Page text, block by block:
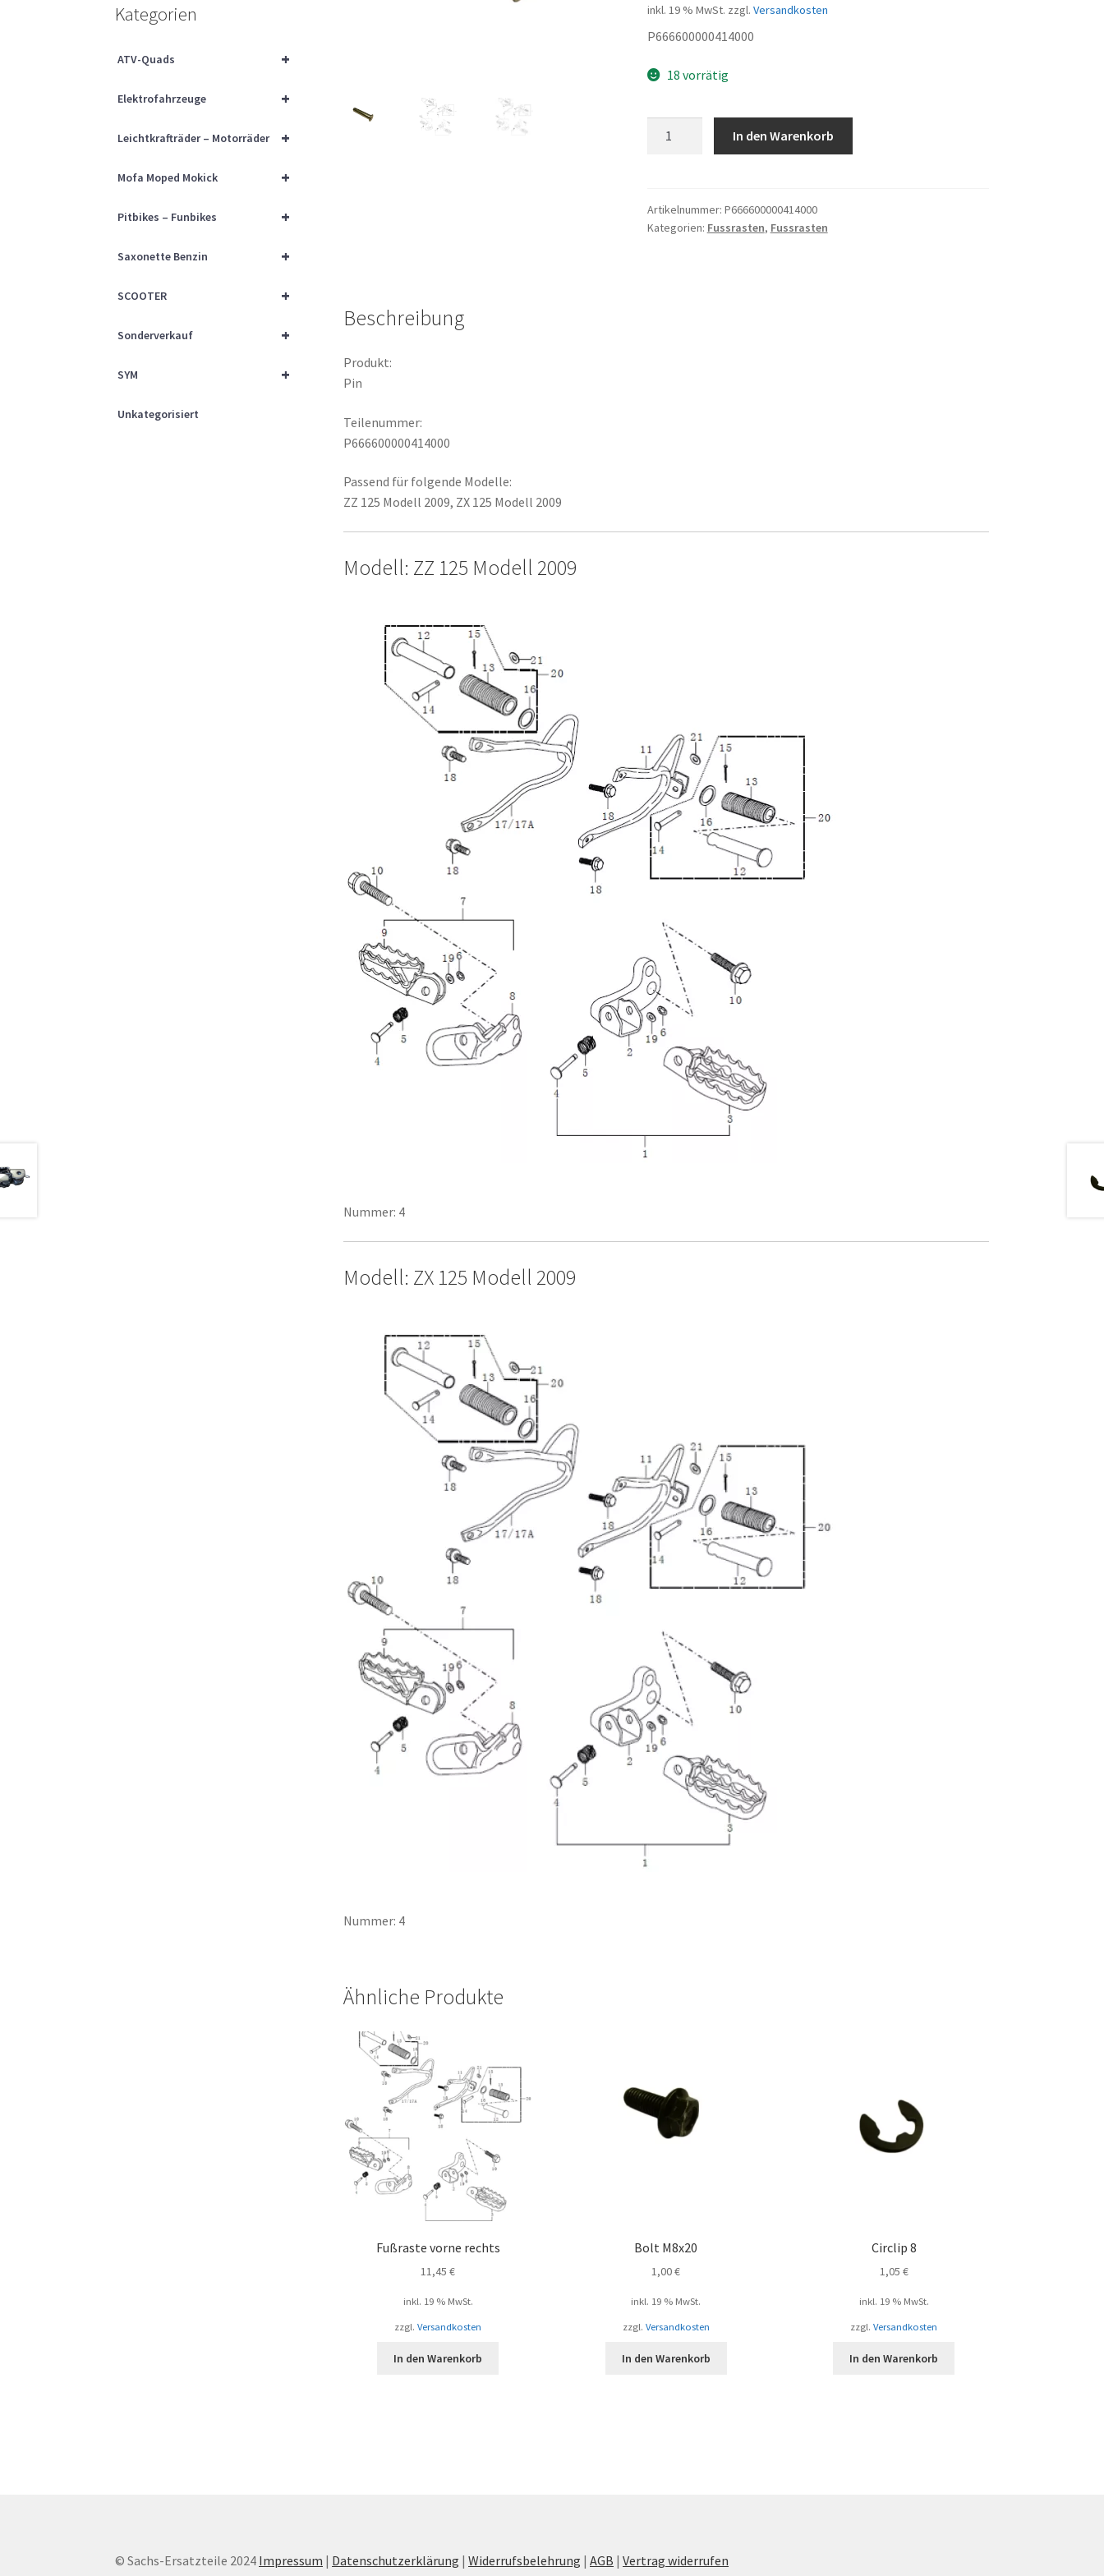
inkl. 19 % MwSt. zzgl. Versandkosten
P666600000414000
18 vorrätig
In den Warenkorb
Artikelnummer: P666600000414000
Kategorien: Fussrasten, Fussrasten
Beschreibung
Produkt:
Pin
Teilenummer:
P666600000414000
Passend für folgende Modelle:
ZZ 125 Modell 2009, ZX 125 Modell 2009
Modell: ZZ 125 Modell 2009
Nummer: 4
Modell: ZX 125 Modell 2009
Nummer: 4
Ähnliche Produkte
Fußraste vorne rechts
11,45€
inkl. 19 % MwSt.
zzgl.Versandkosten
In den Warenkorb
Bolt M8x20
1,00€
inkl. 19 % MwSt.
zzgl. Versandkosten
In den Warenkorb
Circlip 8
1,05 €
inkl. 19 % MwSt.
zzgl.Versandkosten
In den Warenkorb
Kategorien
+
ATV-Quads
+
Elektrofahrzeuge
+
Leichtkrafträder – Motorräder
+
Mofa Moped Mokick
+
Pitbikes – Funbikes
+
Saxonette Benzin
+
SCOOTER
+
Sonderverkauf
+
SYM
Unkategorisiert
© Sachs-Ersatzteile 2024 Impressum | Datenschutzerklärung |Widerrufsbelehrung |AGB |Vertrag widerrufen